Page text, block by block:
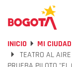
INICIO MI CIUDAD
TEATRO AL